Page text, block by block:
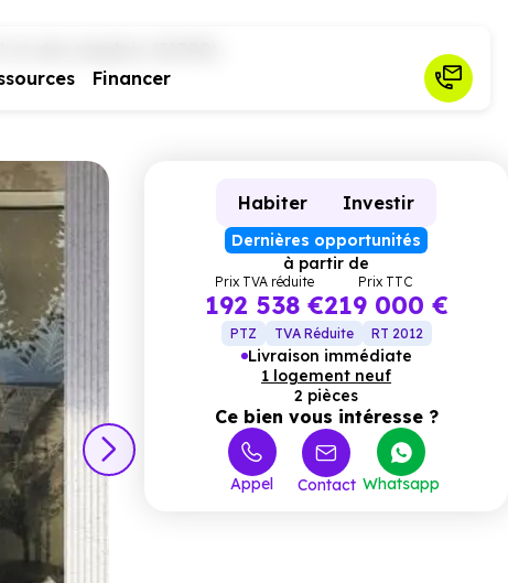
Financer
des emplois (31700)
Ce
Habiter Investir
Dernières opportunités
à partir de
Prix TVA réduite
192 538 €
Prix TTC
219 000 €
PTZ TVA Réduite RT 2012
Livraison immédiate
1 logement neuf
2 pièces
Ce bien vous intéresse ?
Appel Contact Whatsapp